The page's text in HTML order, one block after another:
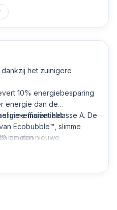
het zuinigere
10% energiebesparing
energie dan de
efficiëntieklasse A. De
Ecobubble™, slimme
en een nieuwe
betere wasprestaties,
energieverbruik .
met AI
manier het
minuten